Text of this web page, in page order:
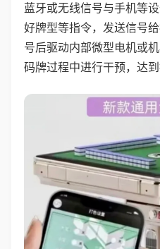
蓝牙或无线信号与手机等
好牌型等指令，发送信号
号后驱动内部微型电机或
码牌过程中进行干预，达到